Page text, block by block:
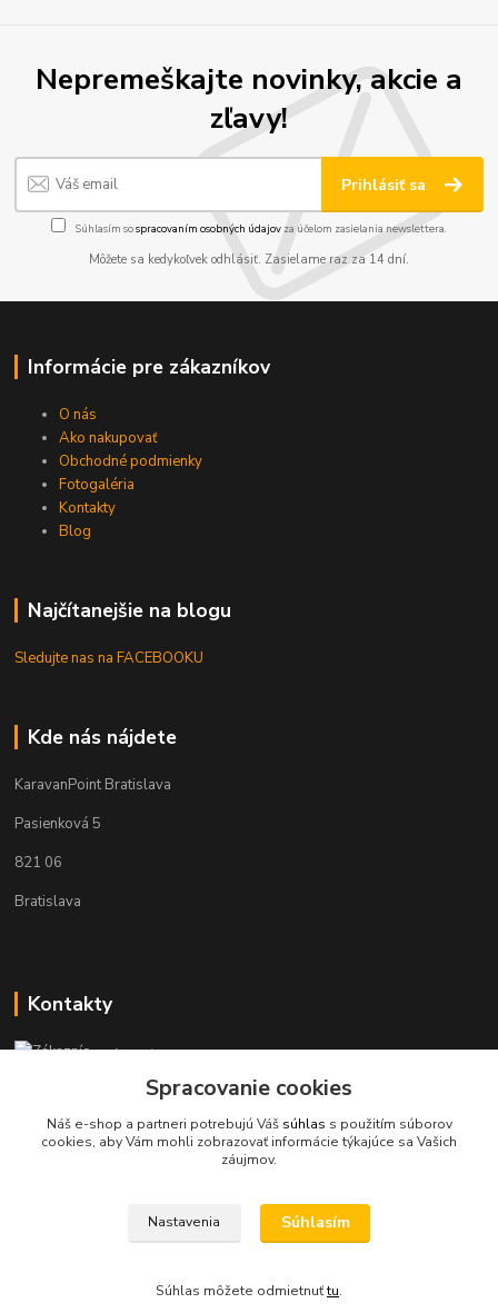
Nepremeškajte novinky, akcie a
zľavy!
Prihlásiť sa
Súhlasím sospracovaním osobných údajov za účelom zasielania newslettera.
Môžete sa kedykoľvek odhlásiť. Zasielame raz za 14 dní.
Informácie pre zákazníkov
O nás
Ako nakupovať
Obchodné podmienky
Fotogaléria
Kontakty
Blog
Najčítanejšie na blogu
Sledujte nas na FACEBOOKU
Kde nás nájdete
KaravanPoint Bratislava
Pasienková 5
821 06
Bratislava
Kontakty
Zákaznícka podpora KaravanPoint
+421902309993
(Po-Pia, 9-18 hod.)
info@karavanpoint.sk
Spracovanie cookies
Náš e-shop a partneri potrebujú Váš súhlas s použitím súborov
cookies, aby Vám mohli zobrazovať informácie týkajúce sa Vašich
záujmov.
Nastavenia Súhlasím
Súhlas môžete odmietnuťtu.